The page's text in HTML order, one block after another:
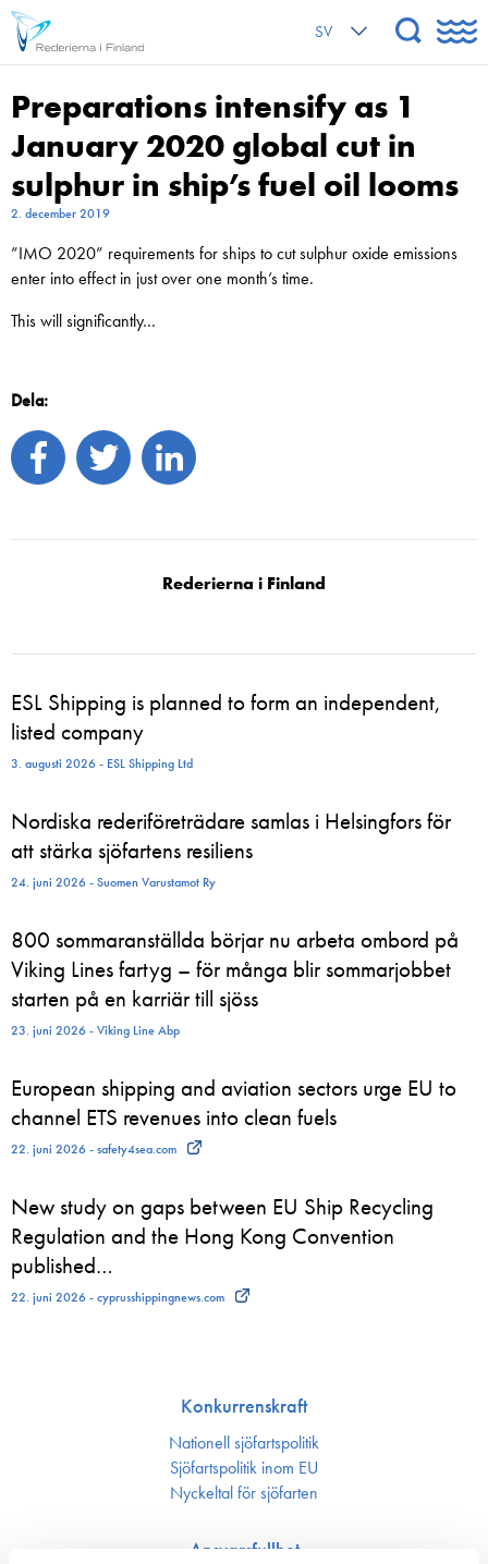
SV
Preparations intensify as 1
January 2020 global cut in
sulphur in ship’s fuel oil looms
2. december 2019
”IMO 2020” requirements for ships to cut sulphur oxide emissions
enter into effect in just over one month’s time.
This will significantly…
Dela:
Rederierna i Finland
ESL Shipping is planned to form an independent,
listed company
3. augusti 2026 - ESL Shipping Ltd
Nordiska rederiföreträdare samlas i Helsingfors för
att stärka sjöfartens resiliens
24. juni 2026 - Suomen Varustamot Ry
800 sommaranställda börjar nu arbeta ombord på
Viking Lines fartyg – för många blir sommarjobbet
starten på en karriär till sjöss
23. juni 2026 - Viking Line Abp
European shipping and aviation sectors urge EU to
channel ETS revenues into clean fuels
22. juni 2026 - safety4sea.com
New study on gaps between EU Ship Recycling
Regulation and the Hong Kong Convention
published…
22. juni 2026 - cyprusshippingnews.com
Konkurrenskraft
Nationell sjöfartspolitik
Sjöfarts­politik inom EU
Nyckeltal för sjöfarten
Ansvarsfullhet